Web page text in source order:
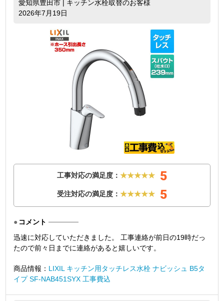
愛知県豊田市 | キッチン水栓取替のお客様
2026年7月19日
工事対応の満足度： ★★★★★ 5
受注対応の満足度： ★★★★★ 5
コメント
迅速に対応していただきました。 工事連絡が前日の19時だっ
たので前々日までに連絡があると嬉しいです。
商品情報： LIXIL キッチン用タッチレス水栓 ナビッシュ B5タ
イプ SF-NAB451SYX 工事費込